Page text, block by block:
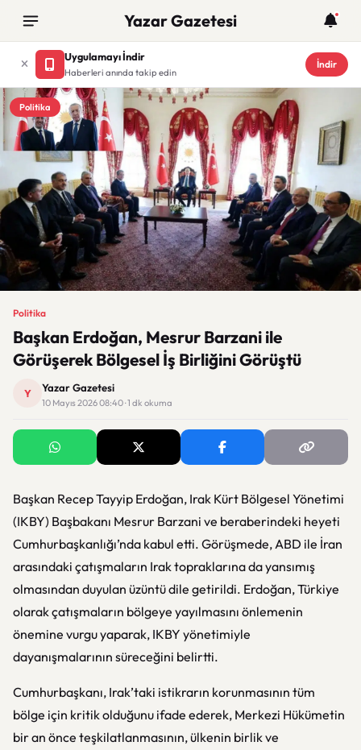
Yazar Gazetesi
Uygulamayı İndir
Haberleri anında takip edin
İndir
Politika
Politika
Başkan Erdoğan, Mesrur Barzani ile
Görüşerek Bölgesel İş Birliğini Görüştü
Y Yazar Gazetesi
10 Mayıs 2026 08:40 · 1 dk okuma
Başkan Recep Tayyip Erdoğan, Irak Kürt Bölgesel Yönetimi
(IKBY) Başbakanı Mesrur Barzani ve beraberindeki heyeti
Cumhurbaşkanlığı’nda kabul etti. Görüşmede, ABD ile İran
arasındaki çatışmaların Irak topraklarına da yansımış
olmasından duyulan üzüntü dile getirildi. Erdoğan, Türkiye
olarak çatışmaların bölgeye yayılmasını önlemenin
önemine vurgu yaparak, IKBY yönetimiyle
dayanışmalarının süreceğini belirtti.
Cumhurbaşkanı, Irak’taki istikrarın korunmasının tüm
bölge için kritik olduğunu ifade ederek, Merkezi Hükümetin
bir an önce teşkilatlanmasının, ülkenin birlik ve